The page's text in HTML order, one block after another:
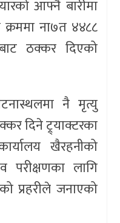
आफ्नै बारीमा
क्रममा ना७त ४४८८
ठक्कर दिएको
नै मृत्यु
दिने ट्र्याक्टरका
खैरहनीको
परीक्षणका लागि
प्रहरीले जनाएको